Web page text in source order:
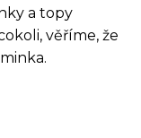
a topy
věříme, že